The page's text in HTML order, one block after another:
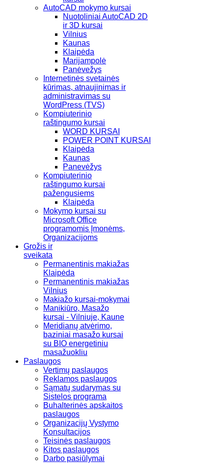
AutoCAD mokymo kursai
Nuotoliniai AutoCAD 2D
ir 3D kursai
Vilnius
Kaunas
Klaipėda
Marijampolė
Panėvežys
Internetinės svetainės
kūrimas, atnaujinimas ir
administravimas su
WordPress (TVS)
Kompiuterinio
raštingumo kursai
WORD KURSAI
POWER POINT KURSAI
Klaipėda
Kaunas
Panevėžys
Kompiuterinio
raštingumo kursai
pažengusiems
Klaipėda
Mokymo kursai su
Microsoft Office
programomis Įmonėms,
Organizacijoms
Grožis ir
sveikata
Permanentinis makiažas
Klaipėda
Permanentinis makiažas
Vilnius
Makiažo kursai-mokymai
Manikiūro, Masažo
kursai - Vilniuje, Kaune
Meridianų atvėrimo,
baziniai masažo kursai
su BIO energetiniu
masažuokliu
Paslaugos
Vertimų paslaugos
Reklamos paslaugos
Sąmatų sudarymas su
Sistelos programa
Buhalterinės apskaitos
paslaugos
Organizacijų Vystymo
Konsultacijos
Teisinės paslaugos
Kitos paslaugos
Darbo pasiūlymai